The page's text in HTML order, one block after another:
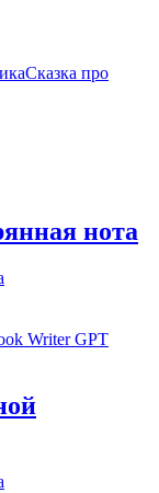
Сказка про
нота
Writer GPT